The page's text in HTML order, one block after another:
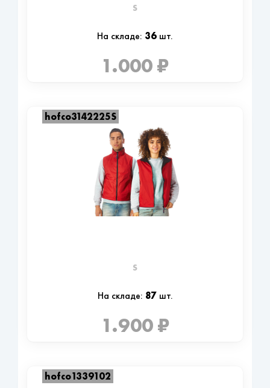
S
На складе: 36 шт.
1.000 ₽
S
На складе: 87шт.
1.900 ₽
hofco3142225S
hofco1339102